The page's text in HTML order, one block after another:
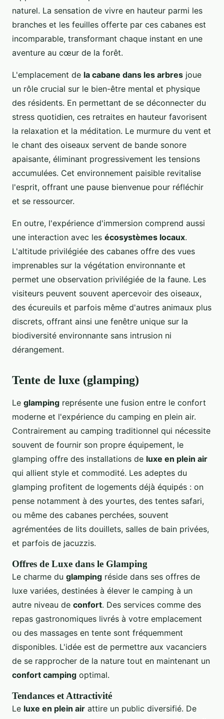
naturel. La sensation de vivre en hauteur parmi les
branches et les feuilles offerte par ces cabanes est
incomparable, transformant chaque instant en une
aventure au cœur de la forêt.
L'emplacement de la cabane dans les arbres joue
un rôle crucial sur le bien-être mental et physique
des résidents. En permettant de se déconnecter du
stress quotidien, ces retraites en hauteur favorisent
la relaxation et la méditation. Le murmure du vent et
le chant des oiseaux servent de bande sonore
apaisante, éliminant progressivement les tensions
accumulées. Cet environnement paisible revitalise
l'esprit, offrant une pause bienvenue pour réfléchir
et se ressourcer.
En outre, l'expérience d'immersion comprend aussi
une interaction avec les écosystèmes locaux.
L'altitude privilégiée des cabanes offre des vues
imprenables sur la végétation environnante et
permet une observation privilégiée de la faune. Les
visiteurs peuvent souvent apercevoir des oiseaux,
des écureuils et parfois même d'autres animaux plus
discrets, offrant ainsi une fenêtre unique sur la
biodiversité environnante sans intrusion ni
dérangement.
Tente de luxe (glamping)
Le glamping représente une fusion entre le confort
moderne et l'expérience du camping en plein air.
Contrairement au camping traditionnel qui nécessite
souvent de fournir son propre équipement, le
glamping offre des installations de luxe en plein air
qui allient style et commodité. Les adeptes du
glamping profitent de logements déjà équipés : on
pense notamment à des yourtes, des tentes safari,
ou même des cabanes perchées, souvent
agrémentées de lits douillets, salles de bain privées,
et parfois de jacuzzis.
Offres de Luxe dans le Glamping
Le charme du glamping réside dans ses offres de
luxe variées, destinées à élever le camping à un
autre niveau de confort. Des services comme des
repas gastronomiques livrés à votre emplacement
ou des massages en tente sont fréquemment
disponibles. L'idée est de permettre aux vacanciers
de se rapprocher de la nature tout en maintenant un
confort camping optimal.
Tendances et Attractivité
Le luxe en plein air attire un public diversifié. De